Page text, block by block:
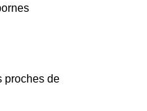
proches de